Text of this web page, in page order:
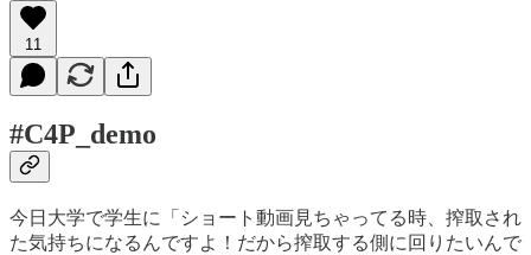
11
#C4P_demo
今日大学で学生に「ショート動画見ちゃってる時、搾取され
た気持ちになるんですよ！だから搾取する側に回りたいんで